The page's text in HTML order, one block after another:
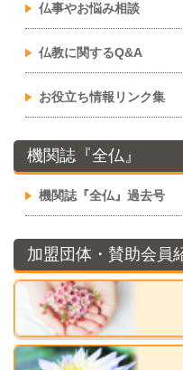
仏事やお悩み相談
仏教に関するQ&A
お役立ち情報リンク集
機関誌『全仏』
機関誌『全仏』過去号
加盟団体・賛助会員